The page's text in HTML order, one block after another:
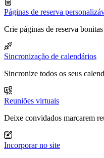
Páginas de reserva
Crie páginas de reserva
Sincronização de calendários
Sincronize todos os seus
Reuniões virtuais
Deixe convidados marcarem
Incorporar no site